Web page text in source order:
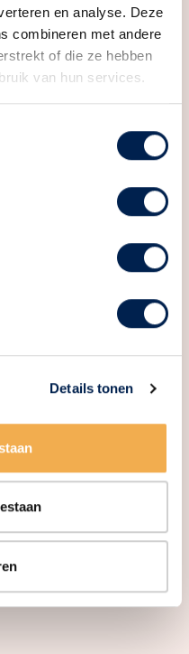
en analyse. Deze
combineren met andere
of die ze hebben
van hun services.
Details tonen
in verkoop!